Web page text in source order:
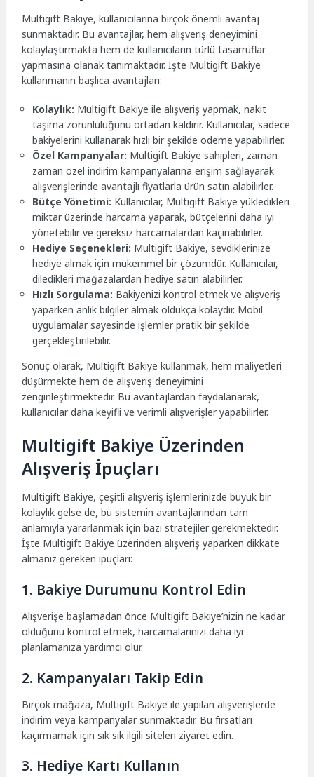
Multigift Bakiye, kullanıcılarına birçok önemli avantaj
sunmaktadır. Bu avantajlar, hem alışveriş deneyimini
kolaylaştırmakta hem de kullanıcıların türlü tasarruflar
yapmasına olanak tanımaktadır. İşte Multigift Bakiye
kullanmanın başlıca avantajları:
Kolaylık: Multigift Bakiye ile alışveriş yapmak, nakit
taşıma zorunluluğunu ortadan kaldırır. Kullanıcılar, sadece
bakiyelerini kullanarak hızlı bir şekilde ödeme yapabilirler.
Özel Kampanyalar: Multigift Bakiye sahipleri, zaman
zaman özel indirim kampanyalarına erişim sağlayarak
alışverişlerinde avantajlı fiyatlarla ürün satın alabilirler.
Bütçe Yönetimi: Kullanıcılar, Multigift Bakiye yükledikleri
miktar üzerinde harcama yaparak, bütçelerini daha iyi
yönetebilir ve gereksiz harcamalardan kaçınabilirler.
Hediye Seçenekleri: Multigift Bakiye, sevdiklerinize
hediye almak için mükemmel bir çözümdür. Kullanıcılar,
diledikleri mağazalardan hediye satın alabilirler.
Hızlı Sorgulama: Bakiyenizi kontrol etmek ve alışveriş
yaparken anlık bilgiler almak oldukça kolaydır. Mobil
uygulamalar sayesinde işlemler pratik bir şekilde
gerçekleştirilebilir.
Sonuç olarak, Multigift Bakiye kullanmak, hem maliyetleri
düşürmekte hem de alışveriş deneyimini
zenginleştirmektedir. Bu avantajlardan faydalanarak,
kullanıcılar daha keyifli ve verimli alışverişler yapabilirler.
Multigift Bakiye Üzerinden
Alışveriş İpuçları
Multigift Bakiye, çeşitli alışveriş işlemlerinizde büyük bir
kolaylık gelse de, bu sistemin avantajlarından tam
anlamıyla yararlanmak için bazı stratejiler gerekmektedir.
İşte Multigift Bakiye üzerinden alışveriş yaparken dikkate
almanız gereken ipuçları:
1. Bakiye Durumunu Kontrol Edin
Alışverişe başlamadan önce Multigift Bakiye’nizin ne kadar
olduğunu kontrol etmek, harcamalarınızı daha iyi
planlamanıza yardımcı olur.
2. Kampanyaları Takip Edin
Birçok mağaza, Multigift Bakiye ile yapılan alışverişlerde
indirim veya kampanyalar sunmaktadır. Bu fırsatları
kaçırmamak için sık sık ilgili siteleri ziyaret edin.
3. Hediye Kartı Kullanın